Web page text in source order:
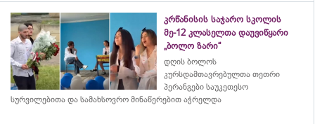
კრწანისის საჯარო სკოლის
მე-12 კლასელთა დაუვიწყარი
„ბოლო ზარი“
დღის ბოლოს
კურსდამთავრებულთა თეთრი
პერანგები საუკეთესო
სურვილებითა და სამახსოვრო მინაწერებით აჭრელდა